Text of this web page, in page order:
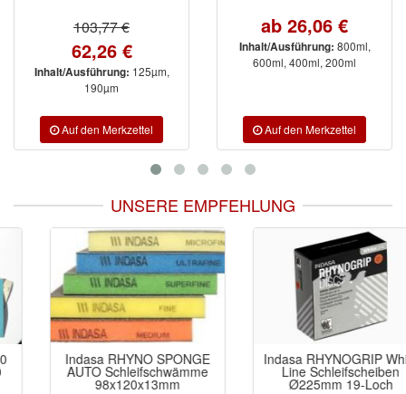
103,77 €
62,26 €
Inhalt/Ausführung: 125µm,
190µm
ab 26,06 €
Inhalt/Ausführung: 800ml,
600ml, 400ml, 200ml
UNSERE EMPFEHLUNG
Indasa RHYNO SPONGE
AUTO Schleifschwämme
98x120x13mm
Indasa RHYNOGRIP White
Line Schleifscheiben
Ø225mm 19-Loch